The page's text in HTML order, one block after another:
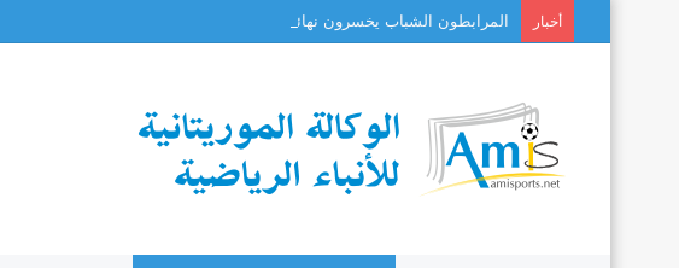
أخبار المرابطون الشباب يخسرون نهائي «كوتيف» بعد مسيرة مشرفة